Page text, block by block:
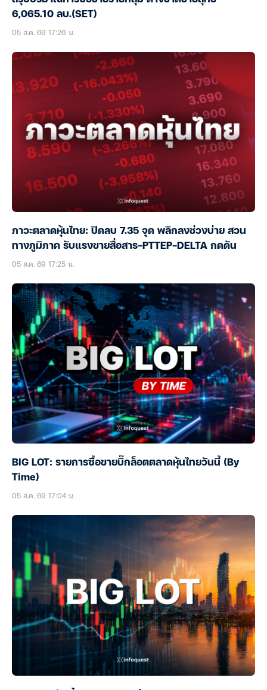
6,065.10 ลบ.(SET)
05 ส.ค. 69 17:26 น.
ภาวะตลาดหุ้นไทย: ปิดลบ 7.35 จุด พลิกลงช่วงบ่าย สวน
ทางภูมิภาค รับแรงขายสื่อสาร-PTTEP-DELTA กดดัน
05 ส.ค. 69 17:25 น.
BIG LOT: รายการซื้อขายบิ๊กล็อตตลาดหุ้นไทยวันนี้ (By
Time)
05 ส.ค. 69 17:04 น.